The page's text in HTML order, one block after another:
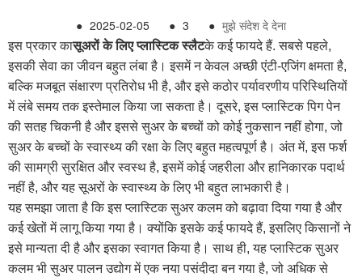
● 2025-02-05 ● 3 ● मुझे संदेश दे देना
इस प्रकार कासूअरों के लिए प्लास्टिक स्लैटके कई फायदे हैं. सबसे पहले,
इसकी सेवा का जीवन बहुत लंबा है। इसमें न केवल अच्छी एंटी-एजिंग क्षमता है,
बल्कि मजबूत संक्षारण प्रतिरोध भी है, और इसे कठोर पर्यावरणीय परिस्थितियों
में लंबे समय तक इस्तेमाल किया जा सकता है। दूसरे, इस प्लास्टिक पिग पेन
की सतह चिकनी है और इससे सुअर के बच्चों को कोई नुकसान नहीं होगा, जो
सुअर के बच्चों के स्वास्थ्य की रक्षा के लिए बहुत महत्वपूर्ण है। अंत में, इस फर्श
की सामग्री सुरक्षित और स्वस्थ है, इसमें कोई जहरीला और हानिकारक पदार्थ
नहीं है, और यह सूअरों के स्वास्थ्य के लिए भी बहुत लाभकारी है।
यह समझा जाता है कि इस प्लास्टिक सुअर कलम को बढ़ावा दिया गया है और
कई खेतों में लागू किया गया है। क्योंकि इसके कई फायदे हैं, इसलिए किसानों ने
इसे मान्यता दी है और इसका स्वागत किया है। साथ ही, यह प्लास्टिक सुअर
कलम भी सुअर पालन उद्योग में एक नया पसंदीदा बन गया है, जो अधिक से